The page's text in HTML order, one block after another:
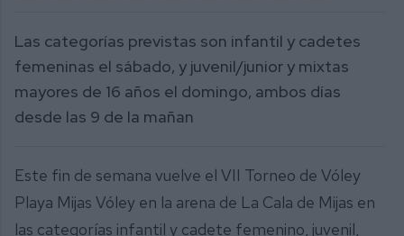
Las categorías previstas son infantil y cadetes
femeninas el sábado, y juvenil/junior y mixtas
mayores de 16 años el domingo, ambos días
desde las 9 de la mañan
Este fin de semana vuelve el VII Torneo de Vóley
Playa Mijas Vóley en la arena de La Cala de Mijas en
las categorías infantil y cadete femenino, juvenil,